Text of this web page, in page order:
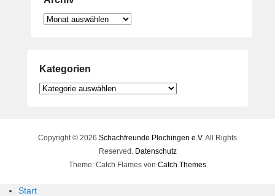
Archiv
Kategorien
Kategorien
Copyright © 2026 Schachfreunde Plochingen e.V. All Rights
Reserved. Datenschutz
Theme: Catch Flames von Catch Themes
Start